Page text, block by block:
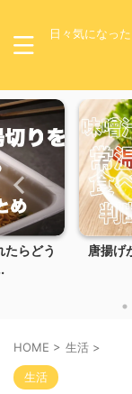
日々気になっ
まずい理由とは？専
に仕上げる...
HOME > 生活 >
生活